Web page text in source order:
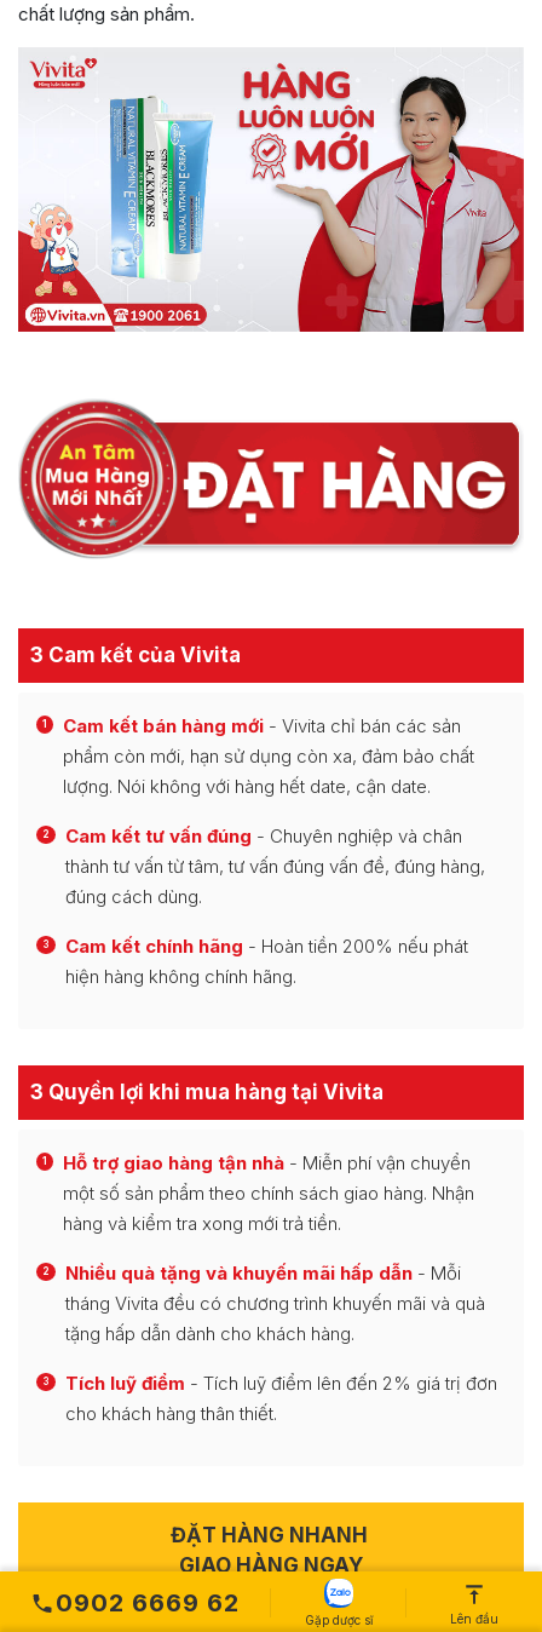
chất lượng sản phẩm.
3 Cam kết của Vivita
1 Cam kết bán hàng mới - Vivita chỉ bán các sản
phẩm còn mới, hạn sử dụng còn xa, đảm bảo chất
lượng. Nói không với hàng hết date, cận date.
2 Cam kết tư vấn đúng - Chuyên nghiệp và chân
thành tư vấn từ tâm, tư vấn đúng vấn đề, đúng hàng,
đúng cách dùng.
3 Cam kết chính hãng - Hoàn tiền 200% nếu phát
hiện hàng không chính hãng.
3 Quyền lợi khi mua hàng tại Vivita
1 Hỗ trợ giao hàng tận nhà - Miễn phí vận chuyển
một số sản phẩm theo chính sách giao hàng. Nhận
hàng và kiểm tra xong mới trả tiền.
2 Nhiều quà tặng và khuyến mãi hấp dẫn - Mỗi
tháng Vivita đều có chương trình khuyến mãi và quà
tặng hấp dẫn dành cho khách hàng.
3 Tích luỹ điểm - Tích luỹ điểm lên đến 2% giá trị đơn
cho khách hàng thân thiết.
ĐẶT HÀNG NHANH
GIAO HÀNG NGAY
0902 6669 62
Gặp dược sĩ Lên đầu